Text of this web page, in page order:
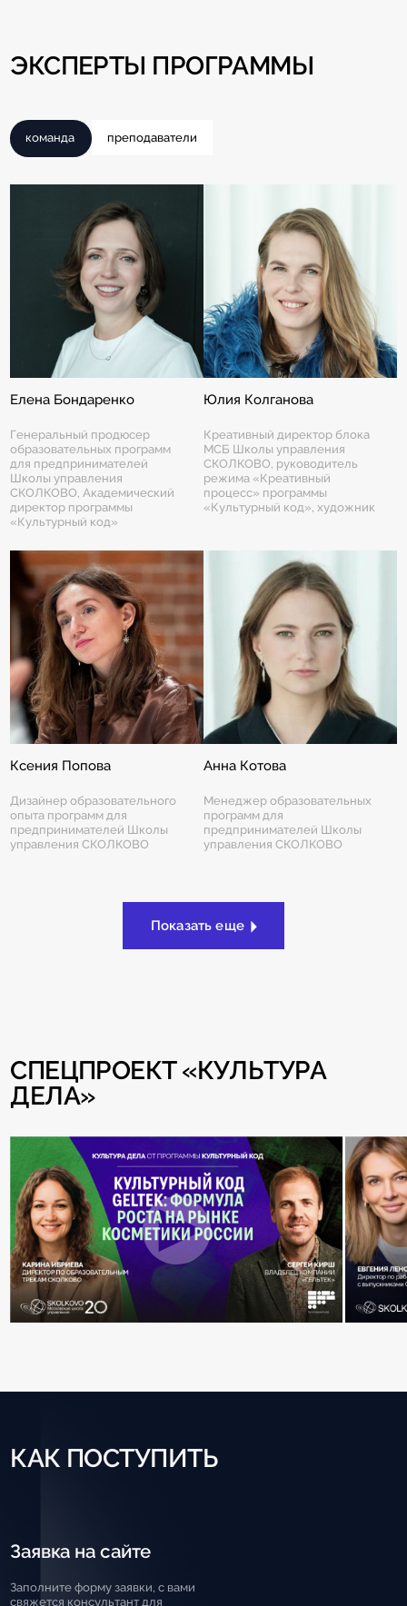
ЭКСПЕРТЫ ПРОГРАММЫ
команда преподаватели
Елена Бондаренко
Генеральный продюсер
образовательных программ
для предпринимателей
Школы управления
СКОЛКОВО, Академический
директор программы
«Культурный код»
Юлия Колганова
Креативный директор блока
МСБ Школы управления
СКОЛКОВО, руководитель
режима «Креативный
процесс» программы
«Культурный код», художник
Ксения Попова
Дизайнер образовательного
опыта программ для
предпринимателей Школы
управления СКОЛКОВО
Анна Котова
Менеджер образовательных
программ для
предпринимателей Школы
управления СКОЛКОВО
Показать еще
СПЕЦПРОЕКТ «КУЛЬТУРА
ДЕЛА»
КАК ПОСТУПИТЬ
Заявка на сайте
Заполните форму заявки, с вами
свяжется консультант для